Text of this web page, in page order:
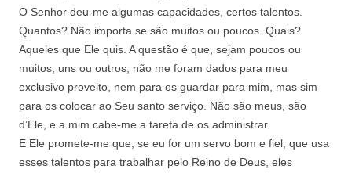
O Senhor deu-me algumas capacidades, certos talentos.
Quantos? Não importa se são muitos ou poucos. Quais?
Aqueles que Ele quis. A questão é que, sejam poucos ou
muitos, uns ou outros, não me foram dados para meu
exclusivo proveito, nem para os guardar para mim, mas sim
para os colocar ao Seu santo serviço. Não são meus, são
d’Ele, e a mim cabe-me a tarefa de os administrar.
E Ele promete-me que, se eu for um servo bom e fiel, que usa
esses talentos para trabalhar pelo Reino de Deus, eles